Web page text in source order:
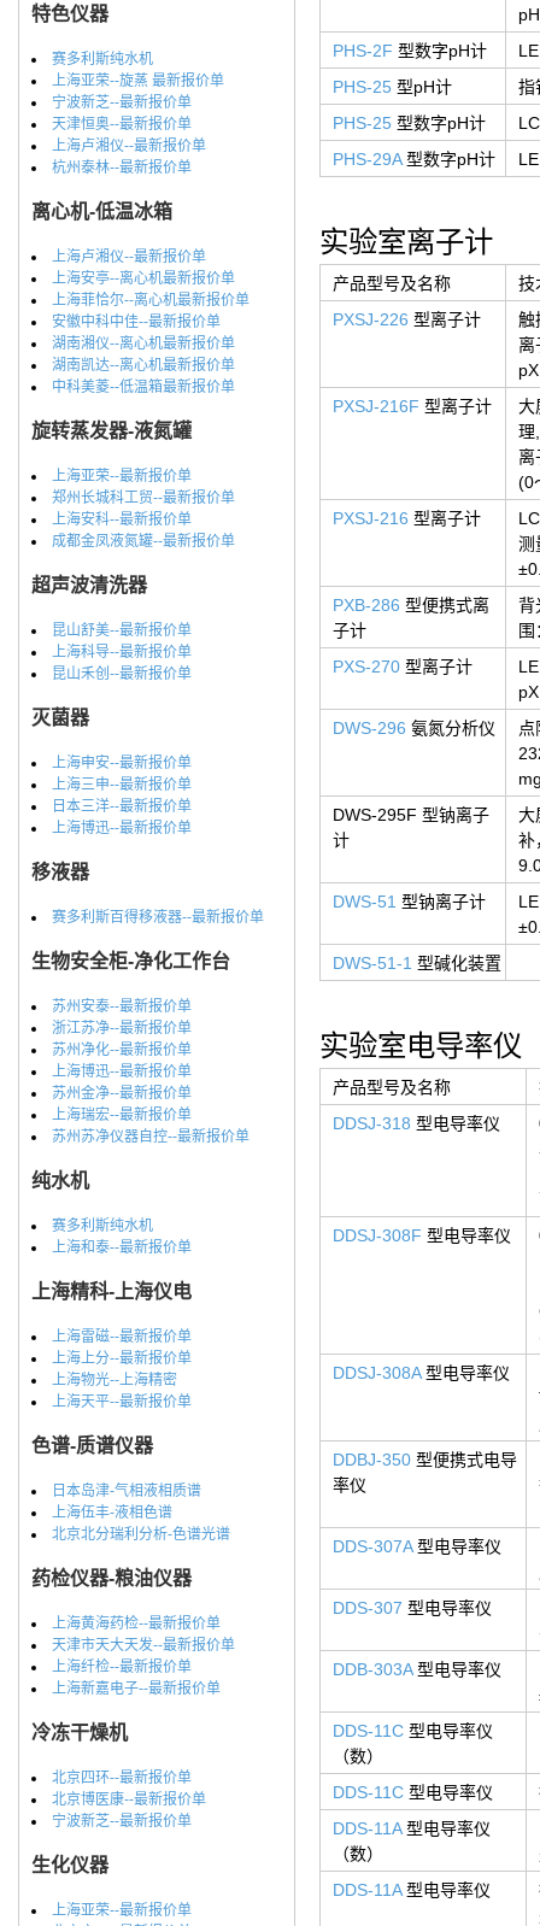
特色仪器
赛多利斯纯水机
上海亚荣--旋蒸 最新报价单
宁波新芝--最新报价单
天津恒奥--最新报价单
上海卢湘仪--最新报价单
杭州泰林--最新报价单
离心机-低温冰箱
上海卢湘仪--最新报价单
上海安亭--离心机最新报价单
上海菲恰尔--离心机最新报价单
安徽中科中佳--最新报价单
湖南湘仪--离心机最新报价单
湖南凯达--离心机最新报价单
中科美菱--低温箱最新报价单
旋转蒸发器-液氮罐
上海亚荣--最新报价单
郑州长城科工贸--最新报价单
上海安科--最新报价单
成都金凤液氮罐--最新报价单
超声波清洗器
昆山舒美--最新报价单
上海科导--最新报价单
昆山禾创--最新报价单
灭菌器
上海申安--最新报价单
上海三申--最新报价单
日本三洋--最新报价单
上海博迅--最新报价单
移液器
赛多利斯百得移液器--最新报价单
生物安全柜-净化工作台
苏州安泰--最新报价单
浙江苏净--最新报价单
苏州净化--最新报价单
上海博迅--最新报价单
苏州金净--最新报价单
上海瑞宏--最新报价单
苏州苏净仪器自控--最新报价单
纯水机
赛多利斯纯水机
上海和泰--最新报价单
上海精科-上海仪电
上海雷磁--最新报价单
上海上分--最新报价单
上海物光--上海精密
上海天平--最新报价单
色谱-质谱仪器
日本岛津-气相液相质谱
上海伍丰-液相色谱
北京北分瑞利分析-色谱光谱
药检仪器-粮油仪器
上海黄海药检--最新报价单
天津市天大天发--最新报价单
上海纤检--最新报价单
上海新嘉电子--最新报价单
冷冻干燥机
北京四环--最新报价单
北京博医康--最新报价单
宁波新芝--最新报价单
生化仪器
上海亚荣--最新报价单
PHS-2F 型数字pH计
PHS-25 型pH计
指
PHS-25 型数字pH计
PHS-29A 型数字pH计
实验室离子计
产品型号及名称
技
PXSJ-226 型离子计
触
离
PXSJ-216F 型离子计
大
理
离
(0
PXSJ-216 型离子计
测
PXB-286 型便携式离
子计
背
PXS-270 型离子计
pX
DWS-296 氨氮分析仪
DWS-295F 型钠离子
计
大
补
DWS-51 型钠离子计
DWS-51-1 型碱化装置
实验室电导率仪
产品型号及名称
DDSJ-318 型电导率仪
DDSJ-308F 型电导率仪
DDSJ-308A 型电导率仪
DDBJ-350 型便携式电导
率仪
DDS-307A型电导率仪
DDS-307 型电导率仪
DDB-303A型电导率仪
DDS-11C 型电导率仪
（数）
DDS-11C 型电导率仪
DDS-11A型电导率仪
（数）
DDS-11A型电导率仪